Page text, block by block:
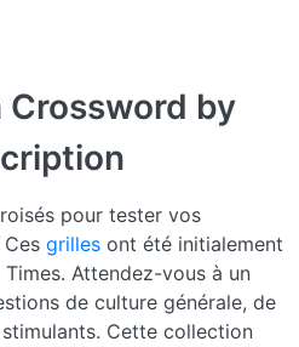
Crossword by
pour tester vos
grilles ont été initialement
Attendez-vous à un
de culture générale, de
Cette collection